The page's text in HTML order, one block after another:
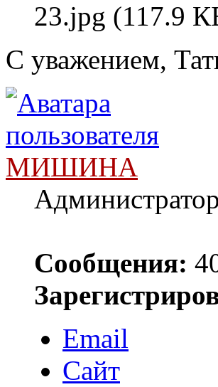
23.jpg (117.9
С уважением,
МИШИНА
Администратор
Сообщения:
Email
Сайт